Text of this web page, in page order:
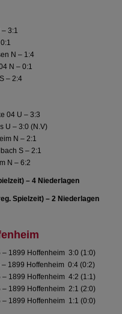
3:1
N – 1:4
N – 0:1
– 2:4
04 U – 3:3
U – 3:0 (N.V)
N – 2:1
S – 2:1
N – 6:2
– 4 Niederlagen
Spielzeit) – 2 Niederlagen
– 1899 Hoffenheim 3:0 (1:0)
– 1899 Hoffenheim 0:4 (0:2)
– 1899 Hoffenheim 4:2 (1:1)
– 1899 Hoffenheim 2:1 (2:0)
– 1899 Hoffenheim 1:1 (0:0)